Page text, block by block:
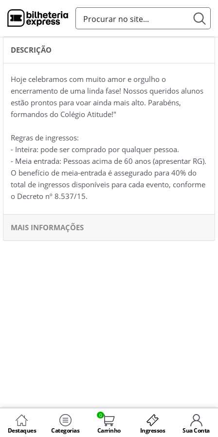
Destaques Categorias
0
Carrinho Ingressos Sua Conta
DESCRIÇÃO
Hoje celebramos com muito amor e orgulho o
encerramento de uma linda fase! Nossos queridos alunos
estão prontos para voar ainda mais alto. Parabéns,
formandos do Colégio Atitude!"
Regras de ingressos:
- Inteira: pode ser comprado por qualquer pessoa.
- Meia entrada: Pessoas acima de 60 anos (apresentar RG).
O benefício de meia-entrada é assegurado para 40% do
total de ingressos disponíveis para cada evento, conforme
o Decreto nº 8.537/15.
MAIS INFORMAÇÕES